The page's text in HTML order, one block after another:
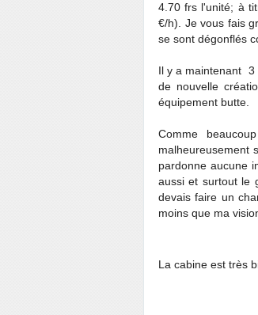
4.70 frs l'unité; à
€/h). Je vous fais
se sont dégonflés
Il y a maintenant 3
de nouvelle
équipement butte.
Comme
malheureusement
pardonne aucune
aussi et surtout le
devais faire un
moins que ma
La cabine est très